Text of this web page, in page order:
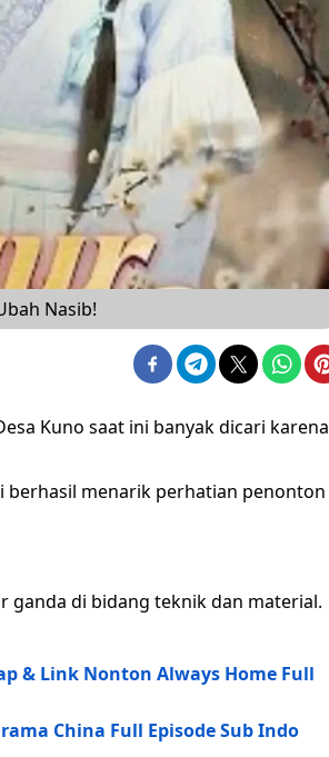
Nasib!
Kuno saat ini banyak dicari karena
menarik perhatian penonton
ganda di bidang teknik dan material.
& Link Nonton Always Home Full
China Full Episode Sub Indo